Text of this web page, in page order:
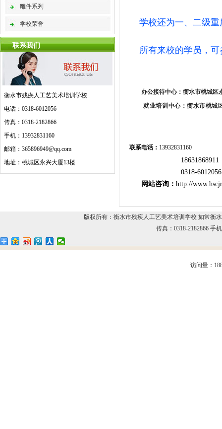
雕件系列
学校荣誉
联系我们
衡水市残疾人工艺美术培训学校
电话：0318-6012056
传真：0318-2182866
手机：13932831160
邮箱：365896949@qq.com
地址：桃城区永兴大厦13楼
学校还为一、二级重
所有来校的学员，可
办公接待中心：衡水市桃城区
就业培训中心：衡水市桃城
联系电话： 13932831160
18631868911（
0318-
网站咨询： http://
版权所有：衡水市残疾人工艺美术培训学校 如常衡
传真：0318-2182866 手
访问量：